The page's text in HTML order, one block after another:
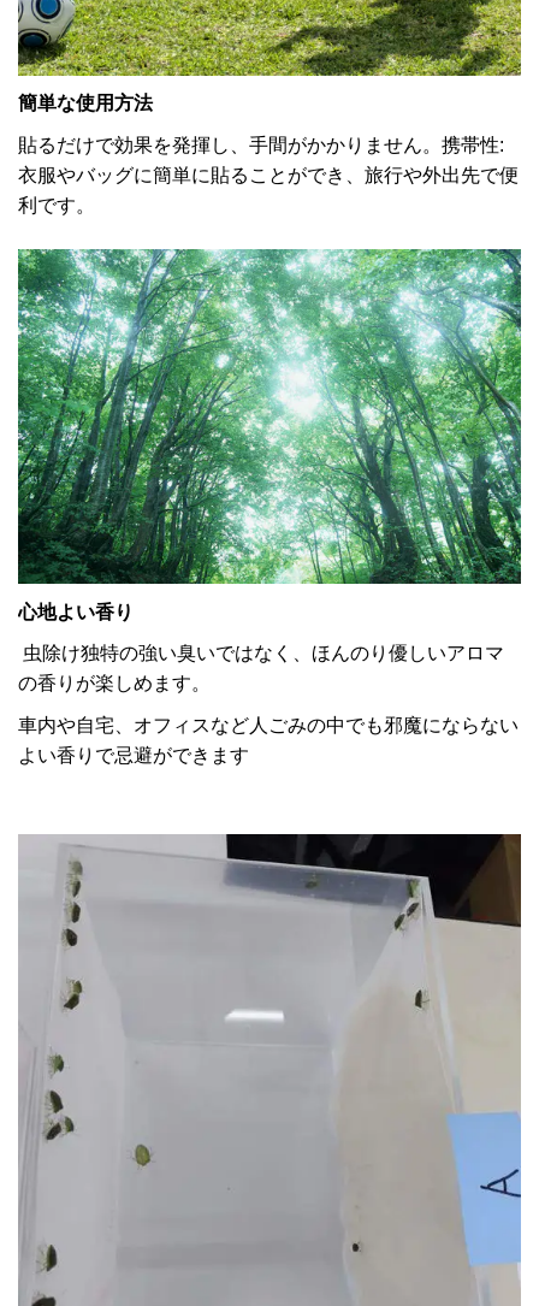
簡単な使用方法
貼るだけで効果を発揮し、手間がかかりません。携帯性:
衣服やバッグに簡単に貼ることができ、旅行や外出先で便
利です。
心地よい香り
虫除け独特の強い臭いではなく、ほんのり優しいアロマ
の香りが楽しめます。
車内や自宅、オフィスなど人ごみの中でも邪魔にならない
よい香りで忌避ができます